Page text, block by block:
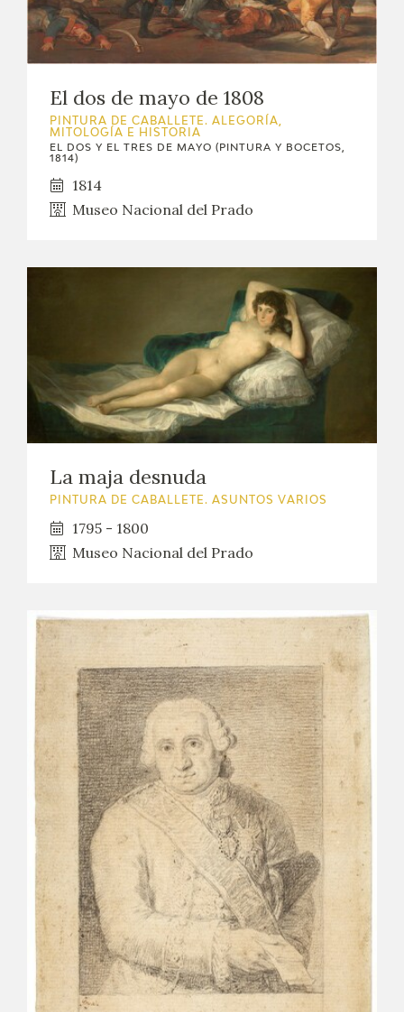
El dos de mayo de 1808
PINTURA DE CABALLETE. ALEGORÍA,
MITOLOGÍA E HISTORIA
EL DOS Y EL TRES DE MAYO (PINTURA Y BOCETOS,
1814)
1814
Museo Nacional del Prado
La maja desnuda
PINTURA DE CABALLETE. ASUNTOS VARIOS
1795 - 1800
Museo Nacional del Prado